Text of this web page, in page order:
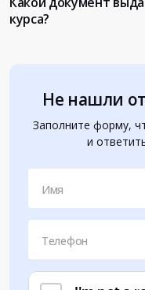
Не нашли
Заполните форму,
и
Имя
Телефон
курса?